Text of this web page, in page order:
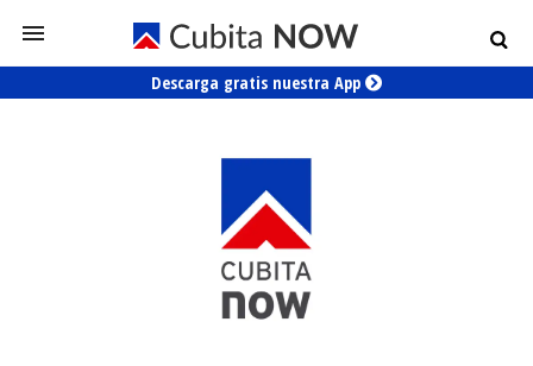
Descarga gratis nuestra App